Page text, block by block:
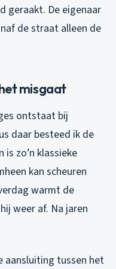
geraakt. De eigenaar
de straat alleen de
misgaat
ontstaat bij
daar besteed ik de
zo’n klassieke
kan scheuren
warmt de
weer af. Na jaren
aansluiting tussen het